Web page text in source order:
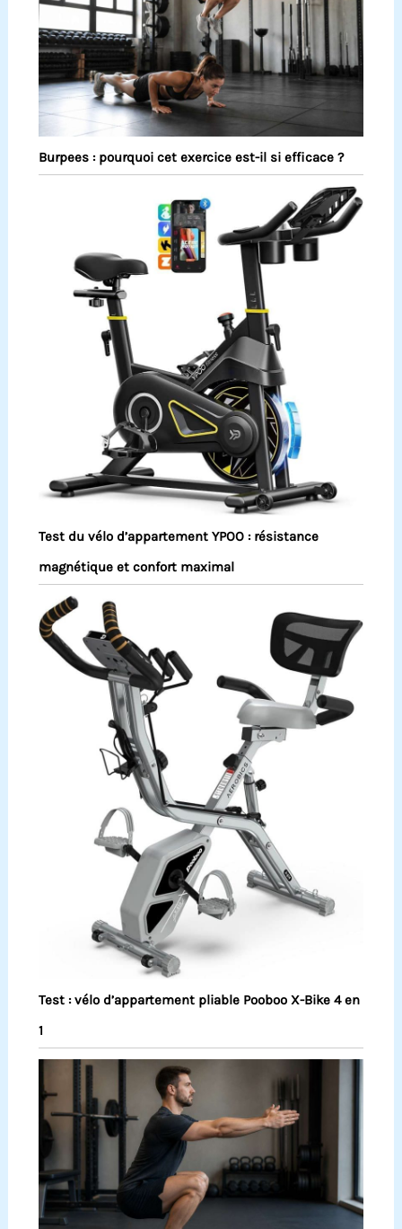
Burpees : pourquoi cet exercice est-il si efficace ?
Test du vélo d’appartement YPOO : résistance
magnétique et confort maximal
Test : vélo d’appartement pliable Pooboo X-Bike 4 en
1